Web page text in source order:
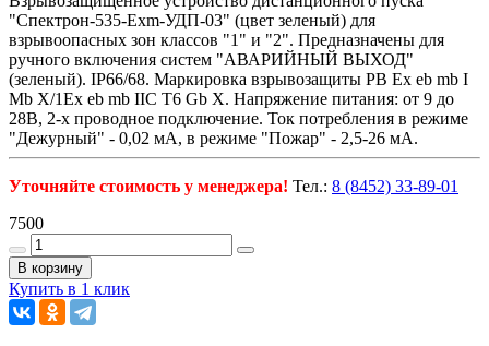
"Спектрон-535-Exm-УДП-03" (цвет зеленый) для
взрывоопасных зон классов "1" и "2". Предназначены для
ручного включения систем "АВАРИЙНЫЙ ВЫХОД"
(зеленый). IP66/68. Маркировка взрывозащиты PB Ex eb mb I
Mb X/1Ex eb mb IIC T6 Gb X. Напряжение питания: от 9 до
28В, 2-х проводное подключение. Ток потребления в режиме
"Дежурный" - 0,02 мА, в режиме "Пожар" - 2,5-26 мА.
Уточняйте стоимость у менеджера! Тел.: 8 (8452) 33-89-01
7500
В корзину
Купить в 1 клик